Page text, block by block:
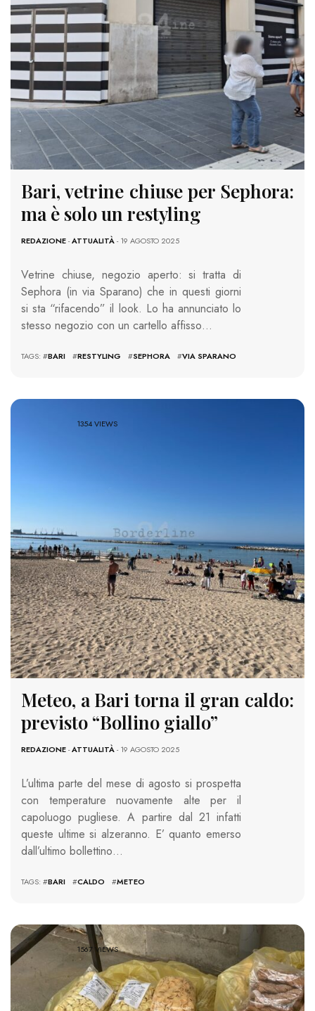
Bari, vetrine chiuse per Sephora:
ma è solo un restyling
REDAZIONE-ATTUALITÀ- 19 AGOSTO 2025
Vetrine chiuse, negozio aperto: si tratta di
Sephora (in via Sparano) che in questi giorni
si sta “rifacendo” il look. Lo ha annunciato lo
stesso negozio con un cartello affisso…
TAGS: #BARI #RESTYLING #SEPHORA #VIA SPARANO
1354 VIEWS
Meteo, a Bari torna il gran caldo:
previsto “Bollino giallo”
REDAZIONE-ATTUALITÀ- 19 AGOSTO 2025
L’ultima parte del mese di agosto si prospetta
con temperature nuovamente alte per il
capoluogo pugliese. A partire dal 21 infatti
queste ultime si alzeranno. E’ quanto emerso
dall’ultimo bollettino…
TAGS: #BARI #CALDO #METEO
1567 VIEWS